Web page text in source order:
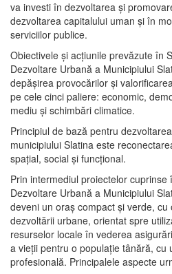
va investi în dezvoltarea şi
dezvoltarea capitalului uman şi în
serviciilor publice.
Obiectivele şi acţiunile prevăzute în
Dezvoltare Urbană a Municipiului
depășirea provocărilor şi
pe cele cinci paliere: economic,
mediu şi schimbări climatice.
Principiul de bază pentru
municipiului Slatina este
spaţial, social şi funcţional.
Prin intermediul proiectelor
Dezvoltare Urbană a Municipiului
deveni un oraş compact şi verde,
dezvoltării urbane, orientat spre
resurselor locale în vederea
a vieţii pentru o populaţie tânără, cu
profesională. Principalele aspecte